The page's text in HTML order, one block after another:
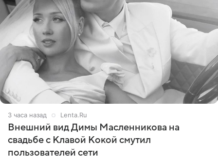
3 часа назад Lenta.Ru
Внешний вид Димы Масленникова на
свадьбе с Клавой Кокой смутил
пользователей сети